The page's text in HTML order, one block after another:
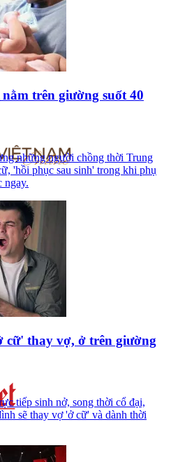
trên giường suốt 40
những người chồng thời Trung
'hồi phục sau sinh' trong khi phụ
ngay.
cữ' thay vợ, ở trên giường
tiếp sinh nở, song thời cổ đại,
sẽ thay vợ 'ở cữ' và dành thời